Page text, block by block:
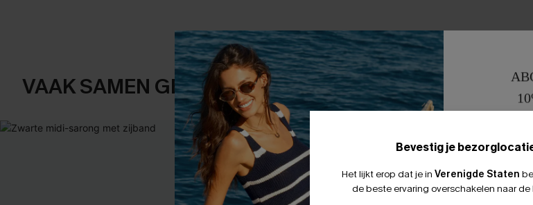
VAAK SAMEN GEKOCHT
Bevestig je
Het lijkt erop dat je in Verenigde Staten
de beste ervaring overschakelen naar de